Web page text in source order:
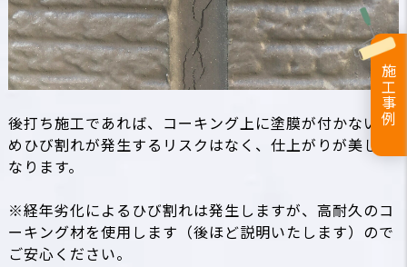
施工事例
後打ち施工であれば、コーキング上に塗膜が付かないた
めひび割れが発生するリスクはなく、仕上がりが美しく
なります。
※経年劣化によるひび割れは発生しますが、高耐久のコ
ーキング材を使用します（後ほど説明いたします）ので
ご安心ください。